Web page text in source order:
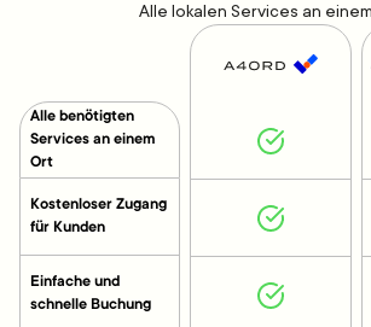
Alle lokalen Services an
Alle benötigten
Services an einem
Ort
Kostenloser Zugang
für Kunden
Einfache und
schnelle Buchung